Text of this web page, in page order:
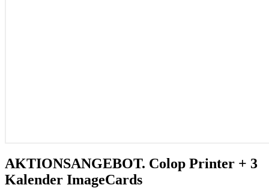
AKTIONSANGEBOT. Colop Printer + 3
Kalender ImageCards